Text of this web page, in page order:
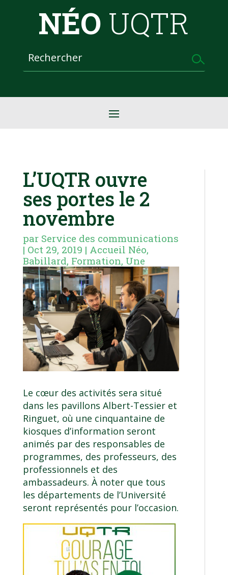
NÉO UQTR
L’UQTR ouvre
ses portes le 2
novembre
par Service des communications
| Oct 29, 2019 | Accueil Néo,
Babillard, Formation, Une
Le cœur des activités sera situé
dans les pavillons Albert-Tessier et
Ringuet, où une cinquantaine de
kiosques d’information seront
animés par des responsables de
programmes, des professeurs, des
professionnels et des
ambassadeurs. À noter que tous
les départements de l’Université
seront représentés pour l’occasion.